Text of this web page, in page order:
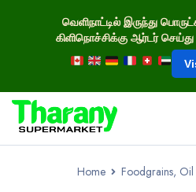
வெளிநாட்டில் இருந்து
கிளிநொச்சிக்கு ஆர்டர்
Home Foodgrains, Oil